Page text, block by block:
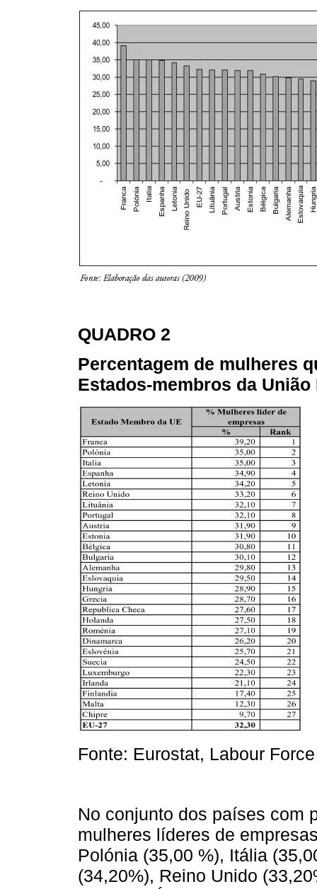
QUADRO 2
Percentagem de mulheres
Estados-membros da União
Fonte: Eurostat, Labour
No conjunto dos países com
mulheres líderes de
Polónia (35,00 %), Itália
(34,20%), Reino Unido